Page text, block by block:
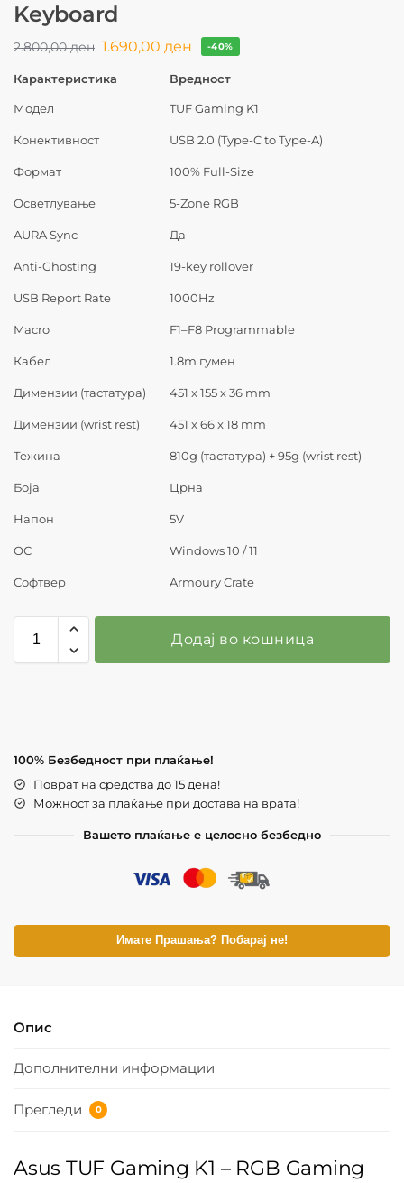
Keyboard
2.800,00ден 1.690,00 ден -40%
Карактеристика Вредност
Модел TUF Gaming K1
Конективност USB 2.0 (Type-C to Type-A)
Формат 100% Full-Size
Осветлување 5-Zone RGB
AURA Sync Да
Anti-Ghosting 19-key rollover
USB Report Rate 1000Hz
Macro F1–F8 Programmable
Кабел 1.8m гумен
Димензии (тастатура) 451 x 155 x 36 mm
Димензии (wrist rest) 451 x 66 x 18 mm
Тежина 810g (тастатура) + 95g (wrist rest)
Боја Црна
Напон 5V
ОС Windows 10 / 11
Софтвер Armoury Crate
Додај во кошница
100% Безбедност при плаќање!
Поврат на средства до 15 дена!
Можност за плаќање при достава на врата!
Вашето плаќање е целосно безбедно
Имате Прашања? Побарај не!
Опис
Дополнителни информации
Прегледи 0
Asus TUF Gaming K1 – RGB Gaming